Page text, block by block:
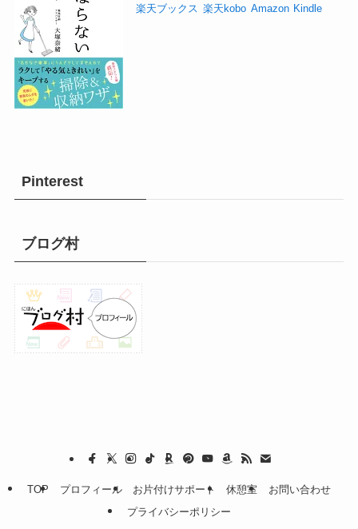
楽天ブックス 楽天kobo Amazon Kindle
Pinterest
ブログ村
TOP プロフィール お片付けサポート 休憩室
お問い合わせ
プライバシーポリシー